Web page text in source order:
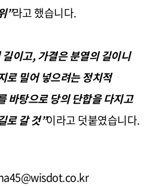
”라고 했습니다.
이고,가결은 분열의 길이니
로 밀어 넣으려는 정치적
바탕으로 당의 단합을 다지고
로 갈 것”이라고 덧붙였습니다.